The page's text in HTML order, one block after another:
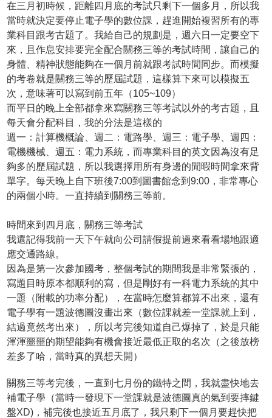
在三月初時候，距離四月底的考試只剩下一個多月，所以我
當時就決定要停止電子學的數位課，趕進開始複習所有的專
業科目跟考古題了。我給自己的規劃是，週六日一定要空下
來，且作息安排要完全配合關務三等的考試時間，讓自己的
身體、精神狀態能夠在一個月前就跟考試時間同步。而模擬
的考卷就是關務三等的歷屆試題，這樣算下來可以模擬五
次，意味著可以寫到前五年（105~109）
而平日的晚上全部都拿來寫關務三等考試以外的考古題，且
每天會分配科目，我的分法是這樣的
週一：計算機概論、週二：電路學、週三：電子學、週四：
電機機械、週五：電力系統，而專業科目的英文因為沒有足
夠多的歷屆試題，所以我選擇用所有身邊的閒暇時間拿來背
單字。每天晚上自下班後7:00到圖書館念到9:00，非常專心
的兩個小時。一直持續到關務三等前。
時間來到四月底，關務三等考試
我還記得我前一天下午就向公司請假提前過來看看場地跟適
應交通路線。
因為是第一次參加國考，整個考試的期間我是非常緊張的，
寫題目時原本都順利的寫，但是剛好有一科電力系統的其中
一題（附載的功率分配），在當時怎麼算都算不出來，還有
電子學有一題波德圖沒畫出來（數位課就差一堂課就上到，
結過竟然考出來），所以考完後知道自己爆掉了，於是只能
渾渾噩噩的期望能夠有機會接近最低正取的名次（之後放榜
差多了哈，當時真的異想天開）
關務三等考完後，一直到七月份的鐵特之間，我就盡快地去
補電子學（當時一發現下一堂課就是波德圖真的氣到要摔鍵
盤XD)，補完後也接近五月底了，我只剩下一個月要趕快把